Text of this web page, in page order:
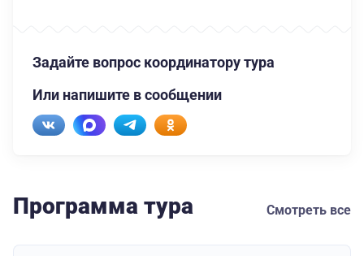
Задайте вопрос координатору тура
Или напишите в сообщении
Программа тура Смотреть все